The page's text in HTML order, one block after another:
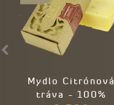
Mydlo Citrónová
tráva - 100%